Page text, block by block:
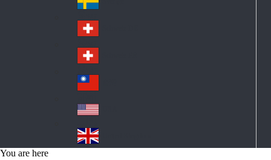
ric
a
Sw
ed
en
Sw
itz
erl
an
d
Sw
itz
erl
an
d
wa
n
A
Un
You are here